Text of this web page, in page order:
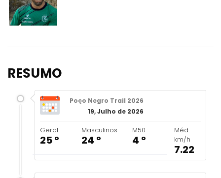
RESUMO
Poço Negro Trail 2026
19, Julho de 2026
Geral
25 º
Masculinos
24 º
M50
4 º
Méd.
km/h
7.22